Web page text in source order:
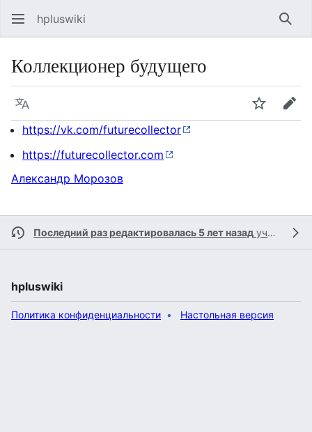
hpluswiki
Коллекционер будущего
Язык Следить
https://vk.com/futurecollector
https://futurecollector.com
Александр Морозов
Последний раз редактировалась 5 лет назад участником
hpluswiki
Политика конфиденциальности Настольная версия